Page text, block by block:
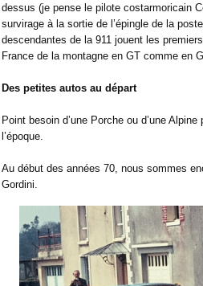
dessus (je pense le pilote costarmoricain
survirage à la sortie de l’épingle de la
descendantes de la 911 jouent les
France de la montagne en GT comme en
Des petites autos au départ
Point besoin d’une Porche ou d’une
l’époque.
Au début des années 70, nous sommes
Gordini.